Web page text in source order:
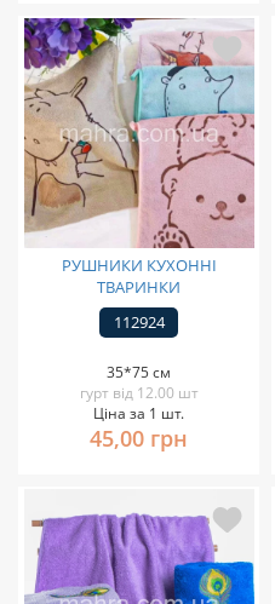
РУШНИКИ КУХОННІ
ТВАРИНКИ
112924
35*75 см
гурт від 12.00 шт
Ціна за 1 шт.
45,00 грн